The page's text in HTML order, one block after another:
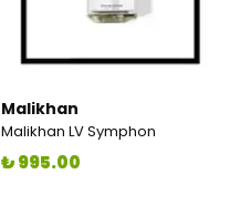
Malikhan
Malikhan LV Symphon
₺ 995.00